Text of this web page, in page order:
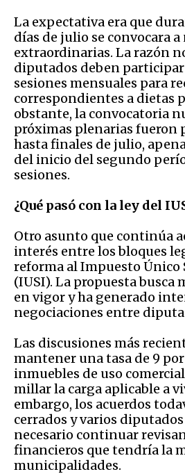
La expectativa era que
días de julio se convocara a
extraordinarias. La razón
diputados deben participar
sesiones mensuales para
correspondientes a dietas
obstante, la convocatoria
próximas plenarias fueron
hasta finales de julio,
del inicio del segundo
sesiones.
¿Qué pasó con la ley del
Otro asunto que continúa
interés entre los bloques
reforma al Impuesto Único
(IUSI). La propuesta busca
en vigor y ha generado
negociaciones entre
Las discusiones más
mantener una tasa de 9
inmuebles de uso
millar la carga aplicable a
embargo, los acuerdos
cerrados y varios
necesario continuar
financieros que tendría la
municipalidades.